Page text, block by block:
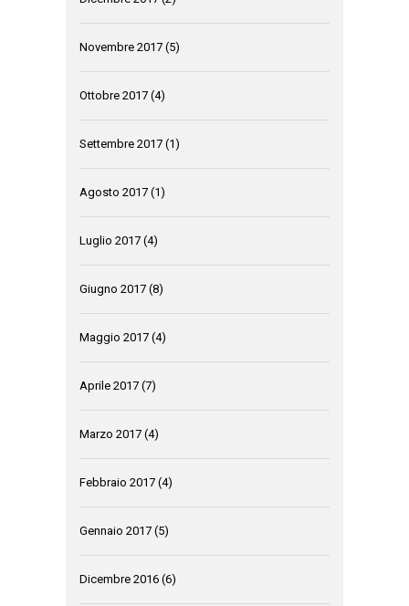
Novembre 2017 (5)
Ottobre 2017 (4)
Settembre 2017 (1)
Agosto 2017 (1)
Luglio 2017 (4)
Giugno 2017 (8)
Maggio 2017 (4)
Aprile 2017 (7)
Marzo 2017 (4)
Febbraio 2017 (4)
Gennaio 2017 (5)
Dicembre 2016 (6)